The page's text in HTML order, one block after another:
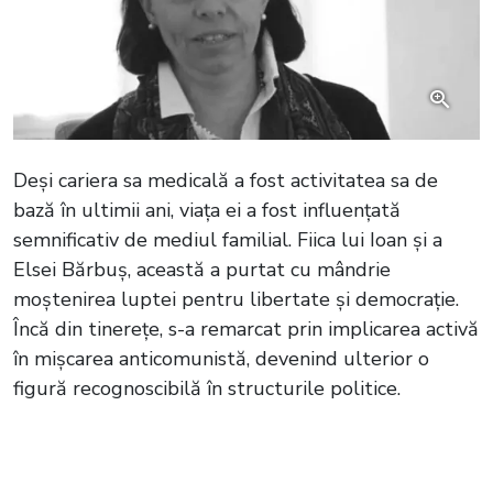
Deși cariera sa medicală a fost activitatea sa de
bază în ultimii ani, viața ei a fost influențată
semnificativ de mediul familial. Fiica lui Ioan și a
Elsei Bărbuș, această a purtat cu mândrie
moștenirea luptei pentru libertate și democrație.
Încă din tinerețe, s-a remarcat prin implicarea activă
în mișcarea anticomunistă, devenind ulterior o
figură recognoscibilă în structurile politice.